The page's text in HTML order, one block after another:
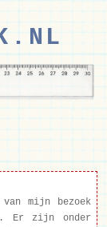
mijn bezoek
Er zijn onder